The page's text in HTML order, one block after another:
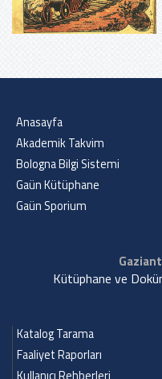
Anasayfa
Akademik Takvim
Bologna Bilgi Sistemi
Gaün Kütüphane
Gaün Sporium
Kütüphane ve
Katalog Tarama
Faaliyet Raporları